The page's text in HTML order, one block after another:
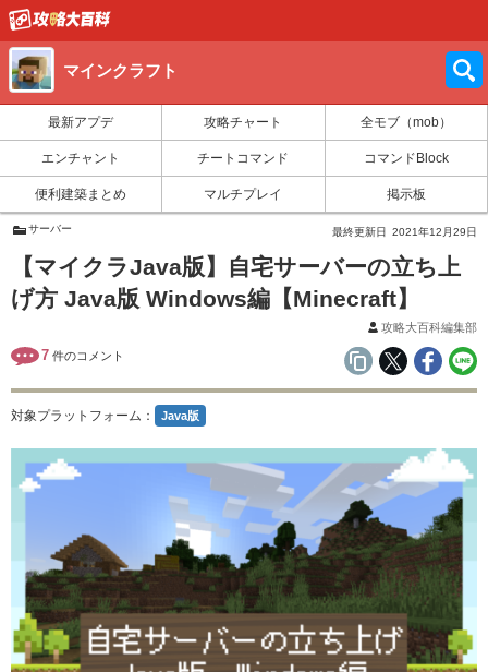
マインクラフト
最新アプデ 攻略チャート 全モブ（mob）
エンチャント チートコマンド コマンドBlock
便利建築まとめ マルチプレイ 掲示板
サーバー 最終更新日 2021年12月29日
【マイクラJava版】自宅サーバーの立ち上
げ方 Java版 Windows編【Minecraft】
攻略大百科編集部
7 件のコメント
対象プラットフォーム： Java版